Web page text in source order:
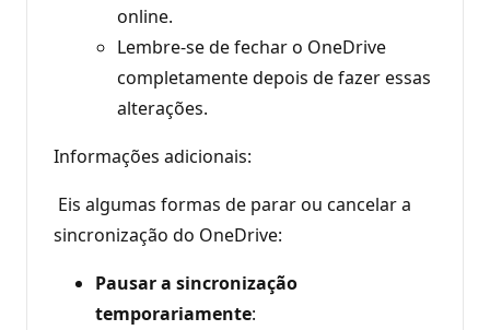
online.
Lembre-se de fechar o OneDrive
completamente depois de fazer essas
alterações.
Informações adicionais:
Eis algumas formas de parar ou cancelar a
sincronização do OneDrive:
Pausar a sincronização
temporariamente: